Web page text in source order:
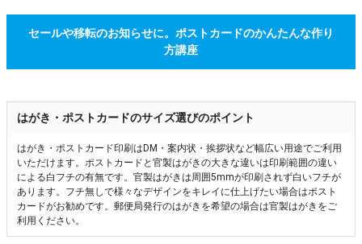
セールや移転のお知らせに。ポストカードのかんたんな作り
方講座
はがき・ポストカードのサイズ選びのポイント
はがき・ポストカード印刷はDM・案内状・挨拶状など幅広い用途でご利用
いただけます。ポストカードと官製はがきの大きな違いは印刷範囲の違い
による白フチの有無です。官製はがきは周囲5mmが印刷されず白いフチが
あります。フチ無しで様々なデザインをキレイに仕上げたい場合はポスト
カードがお勧めです。郵便局発行のはがきを希望の場合は官製はがきをご
利用ください。